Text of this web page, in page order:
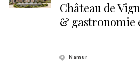
Château de
& gastronomie
Namur